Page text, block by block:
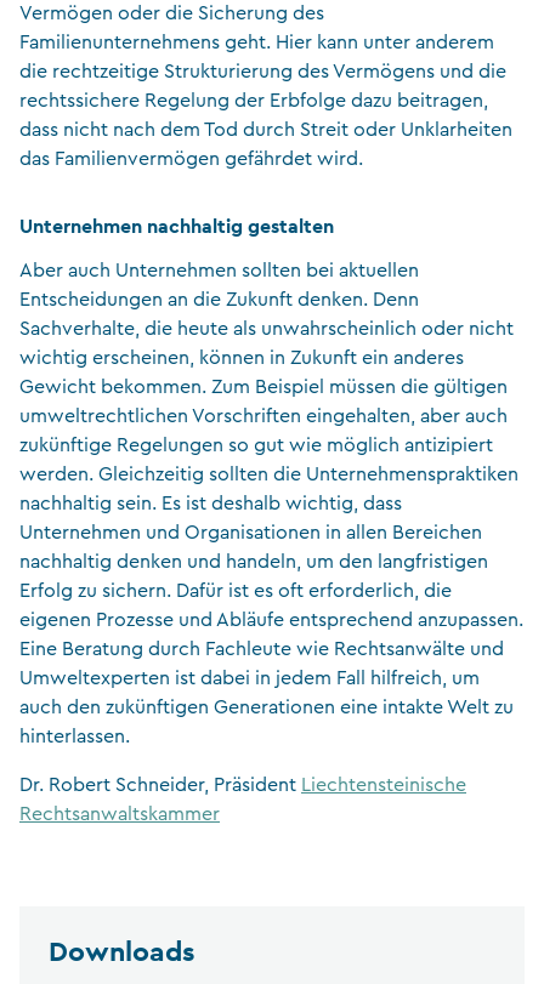
Vermögen oder die Sicherung des
Familienunternehmens geht. Hier kann unter anderem
die rechtzeitige Strukturierung des Vermögens und die
rechtssichere Regelung der Erbfolge dazu beitragen,
dass nicht nach dem Tod durch Streit oder Unklarheiten
das Familienvermögen gefährdet wird.
Unternehmen nachhaltig gestalten
Aber auch Unternehmen sollten bei aktuellen
Entscheidungen an die Zukunft denken. Denn
Sachverhalte, die heute als unwahrscheinlich oder nicht
wichtig erscheinen, können in Zukunft ein anderes
Gewicht bekommen. Zum Beispiel müssen die gültigen
umweltrechtlichen Vorschriften eingehalten, aber auch
zukünftige Regelungen so gut wie möglich antizipiert
werden. Gleichzeitig sollten die Unternehmenspraktiken
nachhaltig sein. Es ist deshalb wichtig, dass
Unternehmen und Organisationen in allen Bereichen
nachhaltig denken und handeln, um den langfristigen
Erfolg zu sichern. Dafür ist es oft erforderlich, die
eigenen Prozesse und Abläufe entsprechend anzupassen.
Eine Beratung durch Fachleute wie Rechtsanwälte und
Umweltexperten ist dabei in jedem Fall hilfreich, um
auch den zukünftigen Generationen eine intakte Welt zu
hinterlassen.
Dr. Robert Schneider, Präsident Liechtensteinische
Rechtsanwaltskammer
Downloads